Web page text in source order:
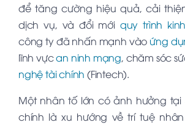
để tăng cường hiệu quả, cải
dịch vụ, và đổi mới quy trình
công ty đã nhấn mạnh vào ứng
lĩnh vựcan ninh mạng, chăm sóc
nghệ tài chính (Fintech).
Một nhân tố lớn có ảnh hưởng tại
chính là xu hướng về trí tuệ